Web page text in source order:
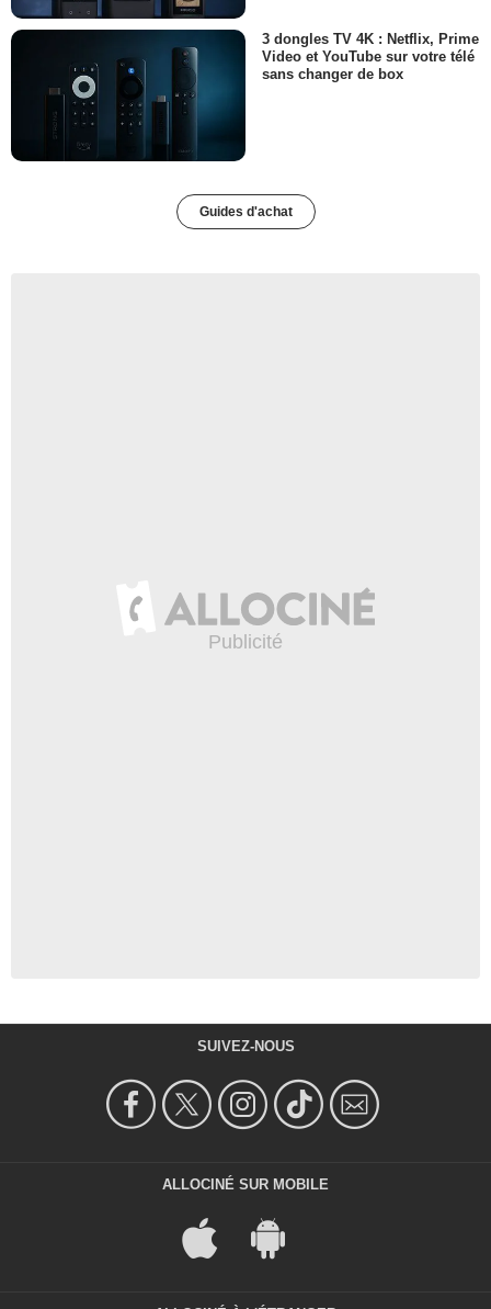
3 dongles TV 4K : Netflix, Prime
Video et YouTube sur votre télé
sans changer de box
Guides d'achat
SUIVEZ-NOUS
ALLOCINÉ SUR MOBILE